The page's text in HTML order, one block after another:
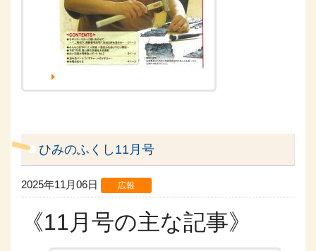
ひみのふくし11月号
2025年11月06日 広報
《11月号の主な記事》